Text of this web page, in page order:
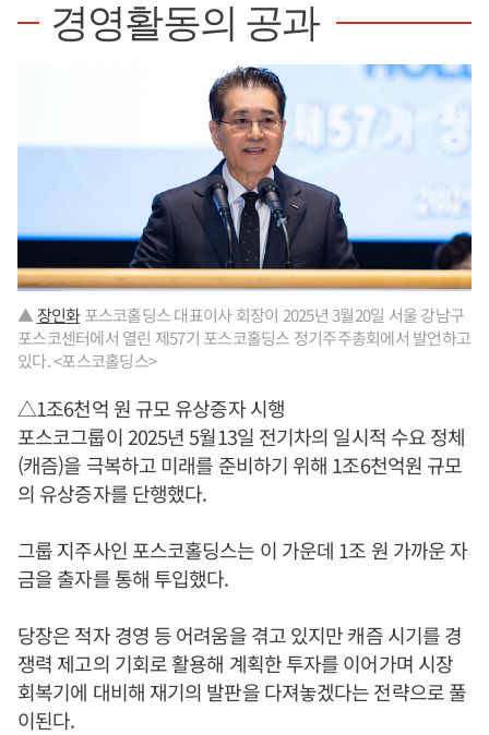
경영활동의 공과
▲ 장인화포스코홀딩스 대표이사 회장이 2025년 3월20일 서울 강남구
포스코센터에서 열린 제57기 포스코홀딩스 정기주주총회에서 발언하고
있다. <포스코홀딩스>
△1조6천억 원 규모 유상증자 시행
포스코그룹이 2025년 5월13일 전기차의 일시적 수요 정체
(캐즘)을 극복하고 미래를 준비하기 위해 1조6천억원 규모
의 유상증자를 단행했다.
그룹 지주사인 포스코홀딩스는 이 가운데 1조 원 가까운 자
금을 출자를 통해 투입했다.
당장은 적자 경영 등 어려움을 겪고 있지만 캐즘 시기를 경
쟁력 제고의 기회로 활용해 계획한 투자를 이어가며 시장
회복기에 대비해 재기의 발판을 다져놓겠다는 전략으로 풀
이된다.